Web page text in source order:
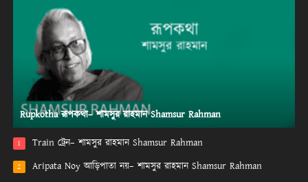
Rupkotha রূপকথা– শামসুর রাহমান Shamsur Rahman
1 Train ট্রেন– শামসুর রাহমান Shamsur Rahman
2 Aripata Noy আড়িপাতা নয়– শামসুর রাহমান Shamsur Rahman